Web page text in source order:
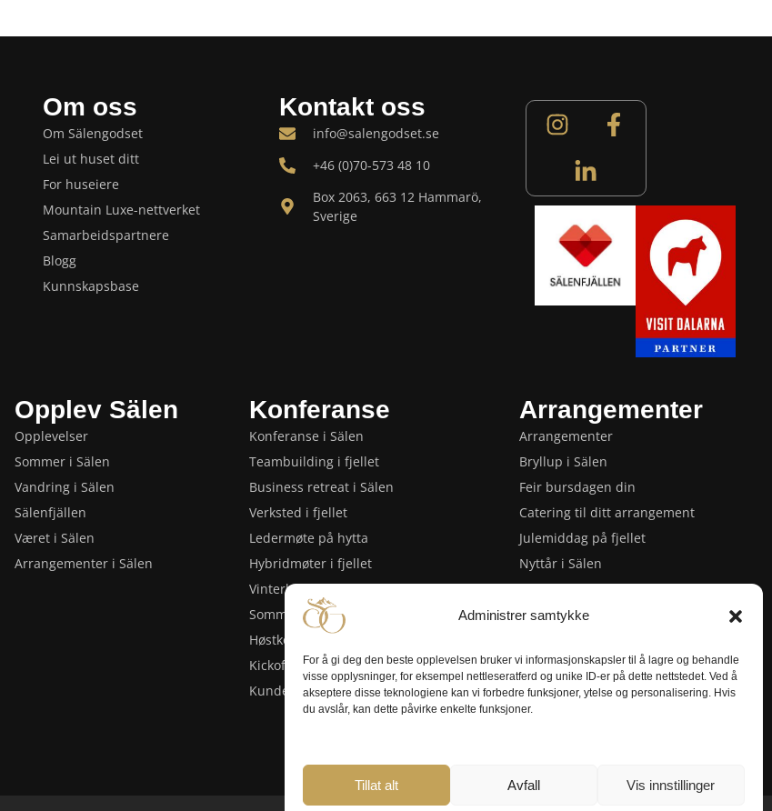
Administrer samtykke
For å gi deg den beste opplevelsen bruker vi informasjonskapsler til å lagre og behandle
visse opplysninger, for eksempel nettleseratferd og unike ID-er på dette nettstedet. Ved å
akseptere disse teknologiene kan vi forbedre funksjoner, ytelse og personalisering. Hvis
du avslår, kan dette påvirke enkelte funksjoner.
Tillat alt Avfall Vis innstillinger
Om oss
Om Sälengodset
Lei ut huset ditt
For huseiere
Mountain Luxe-nettverket
Samarbeidspartnere
Blogg
Kunnskapsbase
Kontakt oss
info@salengodset.se
+46 (0)70-573 48 10
Box 2063, 663 12 Hammarö,
Sverige
Opplev Sälen
Opplevelser
Sommer i Sälen
Vandring i Sälen
Sälenfjällen
Været i Sälen
Arrangementer i Sälen
Konferanse
Konferanse i Sälen
Teambuilding i fjellet
Business retreat i Sälen
Verksted i fjellet
Ledermøte på hytta
Hybridmøter i fjellet
Vinterkonferanse i Sälen
Sommerkonferanse i Sälen
Høstkonferanse i Sälen
Kickoff eller avslutningsarrangement
Kundearrangementer i Sälen
Arrangementer
Arrangementer
Bryllup i Sälen
Feir bursdagen din
Catering til ditt arrangement
Julemiddag på fjellet
Nyttår i Sälen
Privat middag med kokk
Vår- og påskearrangementer